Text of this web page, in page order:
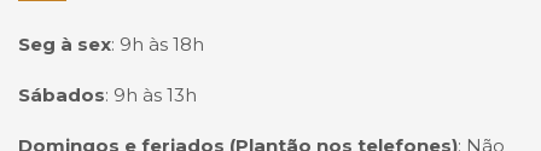
Seg à sex: 9h às 18h
Sábados: 9h às 13h
Domingos e feriados (Plantão nos telefones): Não